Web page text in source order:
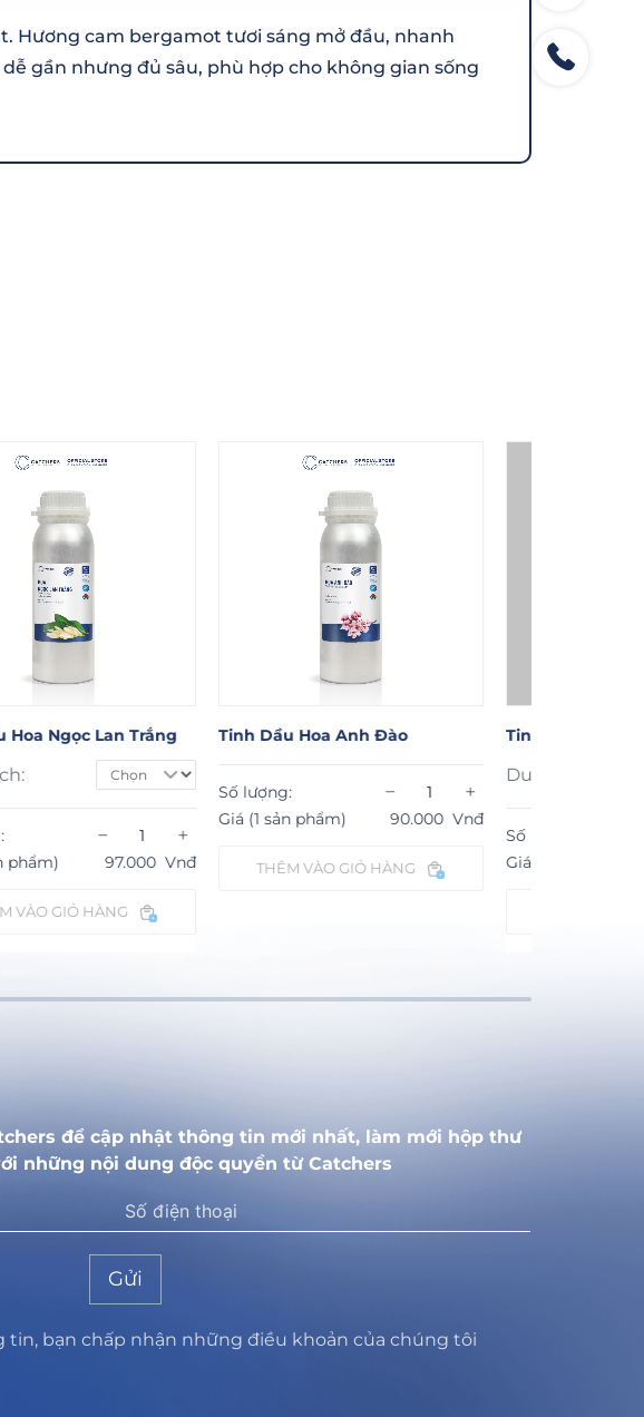
Hương cam bergamot tươi sáng mở đầu, nhanh
gần nhưng đủ sâu, phù hợp cho không gian sống
Trắng
−
97.000
Tinh Dầu Hoa Anh Đào
Số lượng: −
Giá (1 sản phẩm) 90.000
THÊM VÀO GIỎ HÀNG
Tinh Dầu Xô Thơm (Đơn
Giá (1 sản phẩm)
để cập nhật thông tin mới nhất, làm mới hộp thư
những nội dung độc quyền từ Catchers
Gửi
tin, bạn chấp nhận những điều khoản của chúng tôi